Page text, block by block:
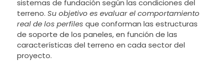
sistemas de fundación según las condiciones del
terreno. Su objetivo es evaluar el comportamiento
real de los perfiles que conforman las estructuras
de soporte de los paneles, en función de las
características del terreno en cada sector del
proyecto.